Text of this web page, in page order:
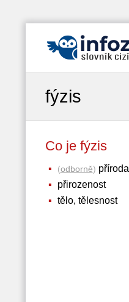
fýzis
Co je fýzis
(odborně) příroda
přirozenost
tělo, tělesnost